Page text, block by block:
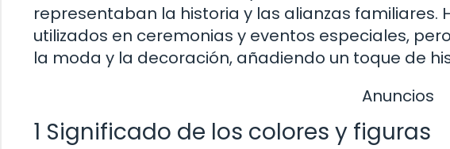
representaban la historia y las alianzas familiares.
utilizados en ceremonias y eventos especiales,
la moda y la decoración, añadiendo un toque de
Anuncios
1 Significado de los colores y figuras